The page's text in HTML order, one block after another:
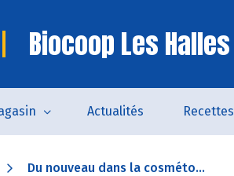
Biocoop Les Halles
Actualités Recettes
Du nouveau dans la cosméto...